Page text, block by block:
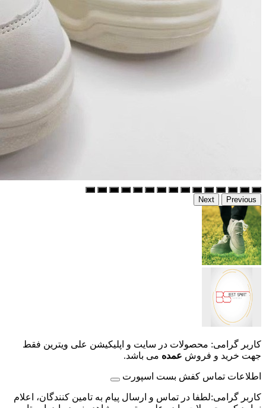
Previous
Next
کاربر گرامی: محصولات در سایت و اپلیکیشن علی ویترین فقط
جهت خرید و فروش عمده می باشد.
اطلاعات تماس کفش بست اسپورت
کاربر گرامی:لطفا در تماس و ارسال پیام به تامین کنندگان، اعلام